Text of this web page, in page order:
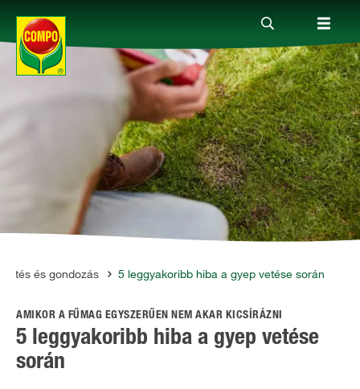
Fókuszban
Rólunk
és gondozás 5 leggyakoribb hiba a gyep vetése során
AMIKOR A FŰMAG EGYSZERŰEN NEM AKAR KICSÍRÁZNI
5 leggyakoribb hiba a gyep vetése
során